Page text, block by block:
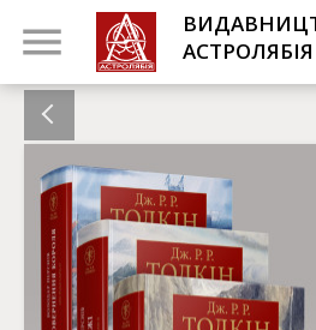
АСТРОЛЯБІЯ